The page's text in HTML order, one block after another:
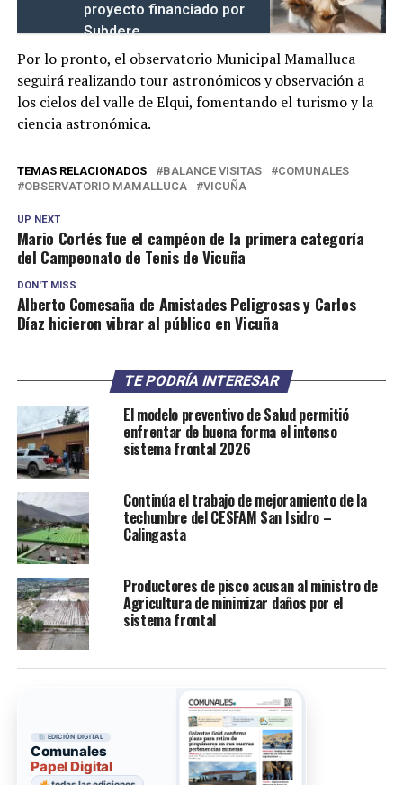
proyecto financiado por
Subdere
Por lo pronto, el observatorio Municipal Mamalluca
seguirá realizando tour astronómicos y observación a
los cielos del valle de Elqui, fomentando el turismo y la
ciencia astronómica.
TEMAS RELACIONADOS BALANCE VISITAS
COMUNALES
OBSERVATORIO MAMALLUCA
VICUÑA
UP NEXT
Mario Cortés fue el campéon de la primera categoría
del Campeonato de Tenis de Vicuña
DON'T MISS
Alberto Comesaña de Amistades Peligrosas y Carlos
Díaz hicieron vibrar al público en Vicuña
TE PODRÍA INTERESAR
El modelo preventivo de Salud permitió
enfrentar de buena forma el intenso
sistema frontal 2026
Continúa el trabajo de mejoramiento de la
techumbre del CESFAM San Isidro –
Calingasta
Productores de pisco acusan al ministro de
Agricultura de minimizar daños por el
sistema frontal
EDICIÓN DIGITAL
Comunales
Papel Digital